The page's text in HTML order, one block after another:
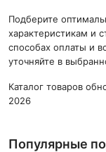
Подберите
характеристикам и
способах оплаты и
уточняйте в
Каталог товаров
2026
Популярные